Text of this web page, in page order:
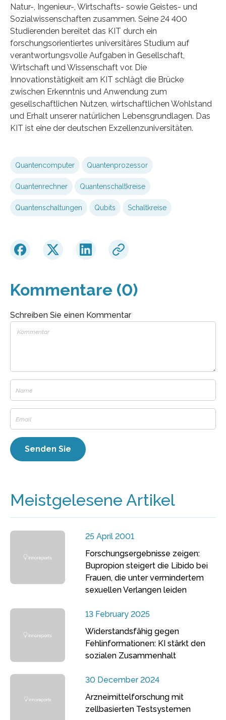
Natur-, Ingenieur-, Wirtschafts- sowie Geistes- und
Sozialwissenschaften zusammen. Seine 24 400
Studierenden bereitet das KIT durch ein
forschungsorientiertes universitäres Studium auf
verantwortungsvolle Aufgaben in Gesellschaft,
Wirtschaft und Wissenschaft vor. Die
Innovationstätigkeit am KIT schlägt die Brücke
zwischen Erkenntnis und Anwendung zum
gesellschaftlichen Nutzen, wirtschaftlichen Wohlstand
und Erhalt unserer natürlichen Lebensgrundlagen. Das
KIT ist eine der deutschen Exzellenzuniversitäten.
Quantencomputer Quantenprozessor
Quantenrechner Quantenschaltkreise
Quantenschaltungen Qubits Schaltkreise
Kommentare (0)
Schreiben Sie einen Kommentar
Meistgelesene Artikel
25 April 2001
Forschungsergebnisse zeigen:
Bupropion steigert die Libido bei
Frauen, die unter vermindertem
sexuellen Verlangen leiden
13 February 2025
Widerstandsfähig gegen
Fehlinformationen: KI stärkt den
sozialen Zusammenhalt
30 December 2024
Arzneimittelforschung mit
zellbasierten Testsystemen